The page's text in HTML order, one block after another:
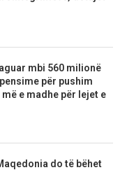
mbi 560 milionë
për pushim
e madhe për lejet e
do të bëhet